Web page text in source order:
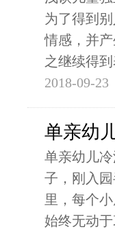
为了得到
情感，并
之继续得
2018-09-23
单亲幼
单亲幼儿
子，刚入
里，每个
始终无动